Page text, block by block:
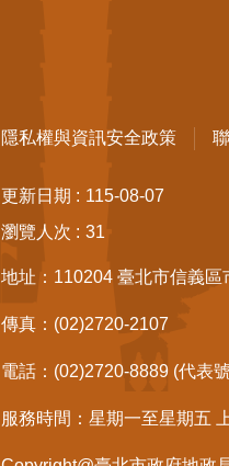
隱私權與資訊安全政策
更新日期
115-08-07
瀏覽人次
31
地址：110204 臺北市信義區
傳真：(02)2720-2107
電話：(02)2720-8889 (代表
服務時間：星期一至星期五